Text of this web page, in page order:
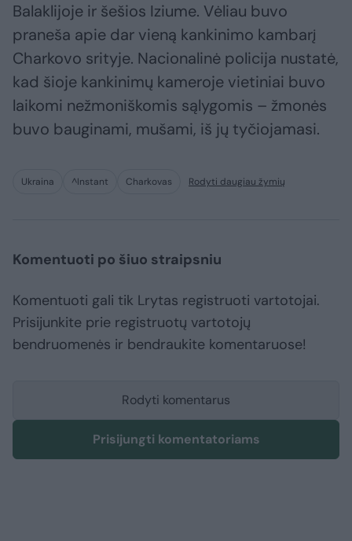
Balaklijoje ir šešios Iziume. Vėliau buvo
praneša apie dar vieną kankinimo kambarį
Charkovo srityje. Nacionalinė policija nustatė,
kad šioje kankinimų kameroje vietiniai buvo
laikomi nežmoniškomis sąlygomis – žmonės
buvo bauginami, mušami, iš jų tyčiojamasi.
Ukraina ^Instant Charkovas Rodyti daugiau žymių
Komentuoti po šiuo straipsniu
Komentuoti gali tik Lrytas registruoti vartotojai.
Prisijunkite prie registruotų vartotojų
bendruomenės ir bendraukite komentaruose!
Rodyti komentarus
Prisijungti komentatoriams